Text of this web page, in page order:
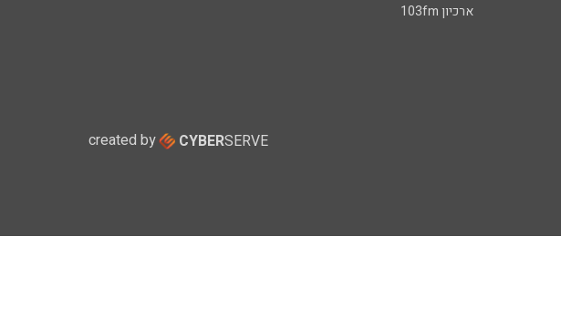
ארכיון 103fm
created by CYBERSERVE